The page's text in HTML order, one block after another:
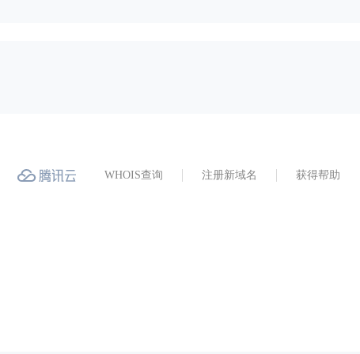
WHOIS查询 注册新域名 获得帮助